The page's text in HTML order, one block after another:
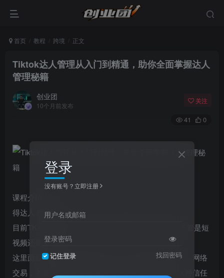
首页 教程 跨境 正文
Tiktok达人管理从入门到精通，助你全面掌握达人
管理秘籍
创业团
10个月前发布
关注
41 0
课程介绍
得达人者得天下
目前TK小店的销售，80%以上还是靠达人出单的，不管是短
视频还是直播。
这里面最重要的原因还是原生感（或者说是信任度）。网络
交易，本身就让人有所顾虑，而本土达人容易给人这种信任
登录
没有账号？立即注册
用户名或邮箱
登录密码
记住登录 找回密码